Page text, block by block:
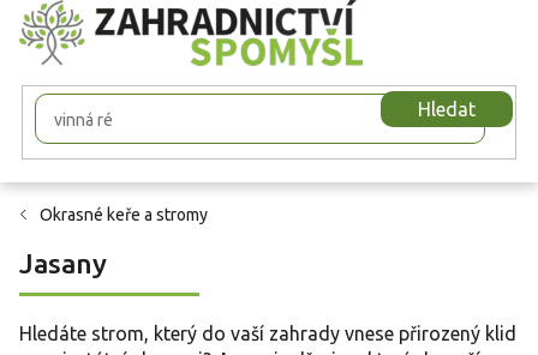
Přejít
na
obsah
Hledat
Okrasné keře a stromy
Jasany
Hledáte strom, který do vaší zahrady vnese přirozený klid